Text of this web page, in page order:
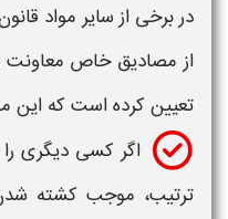
در برخی از سایر مواد
از مصادیق خاص معاونت
تعیین کرده است که این
اگر کسی دیگری را
ترتیب، موجب کشته